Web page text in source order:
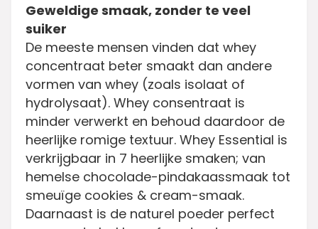
Geweldige smaak, zonder te veel
suiker
De meeste mensen vinden dat whey
concentraat beter smaakt dan andere
vormen van whey (zoals isolaat of
hydrolysaat). Whey consentraat is
minder verwerkt en behoud daardoor de
heerlijke romige textuur. Whey Essential is
verkrijgbaar in 7 heerlijke smaken; van
hemelse chocolade-pindakaassmaak tot
smeuïge cookies & cream-smaak.
Daarnaast is de naturel poeder perfect